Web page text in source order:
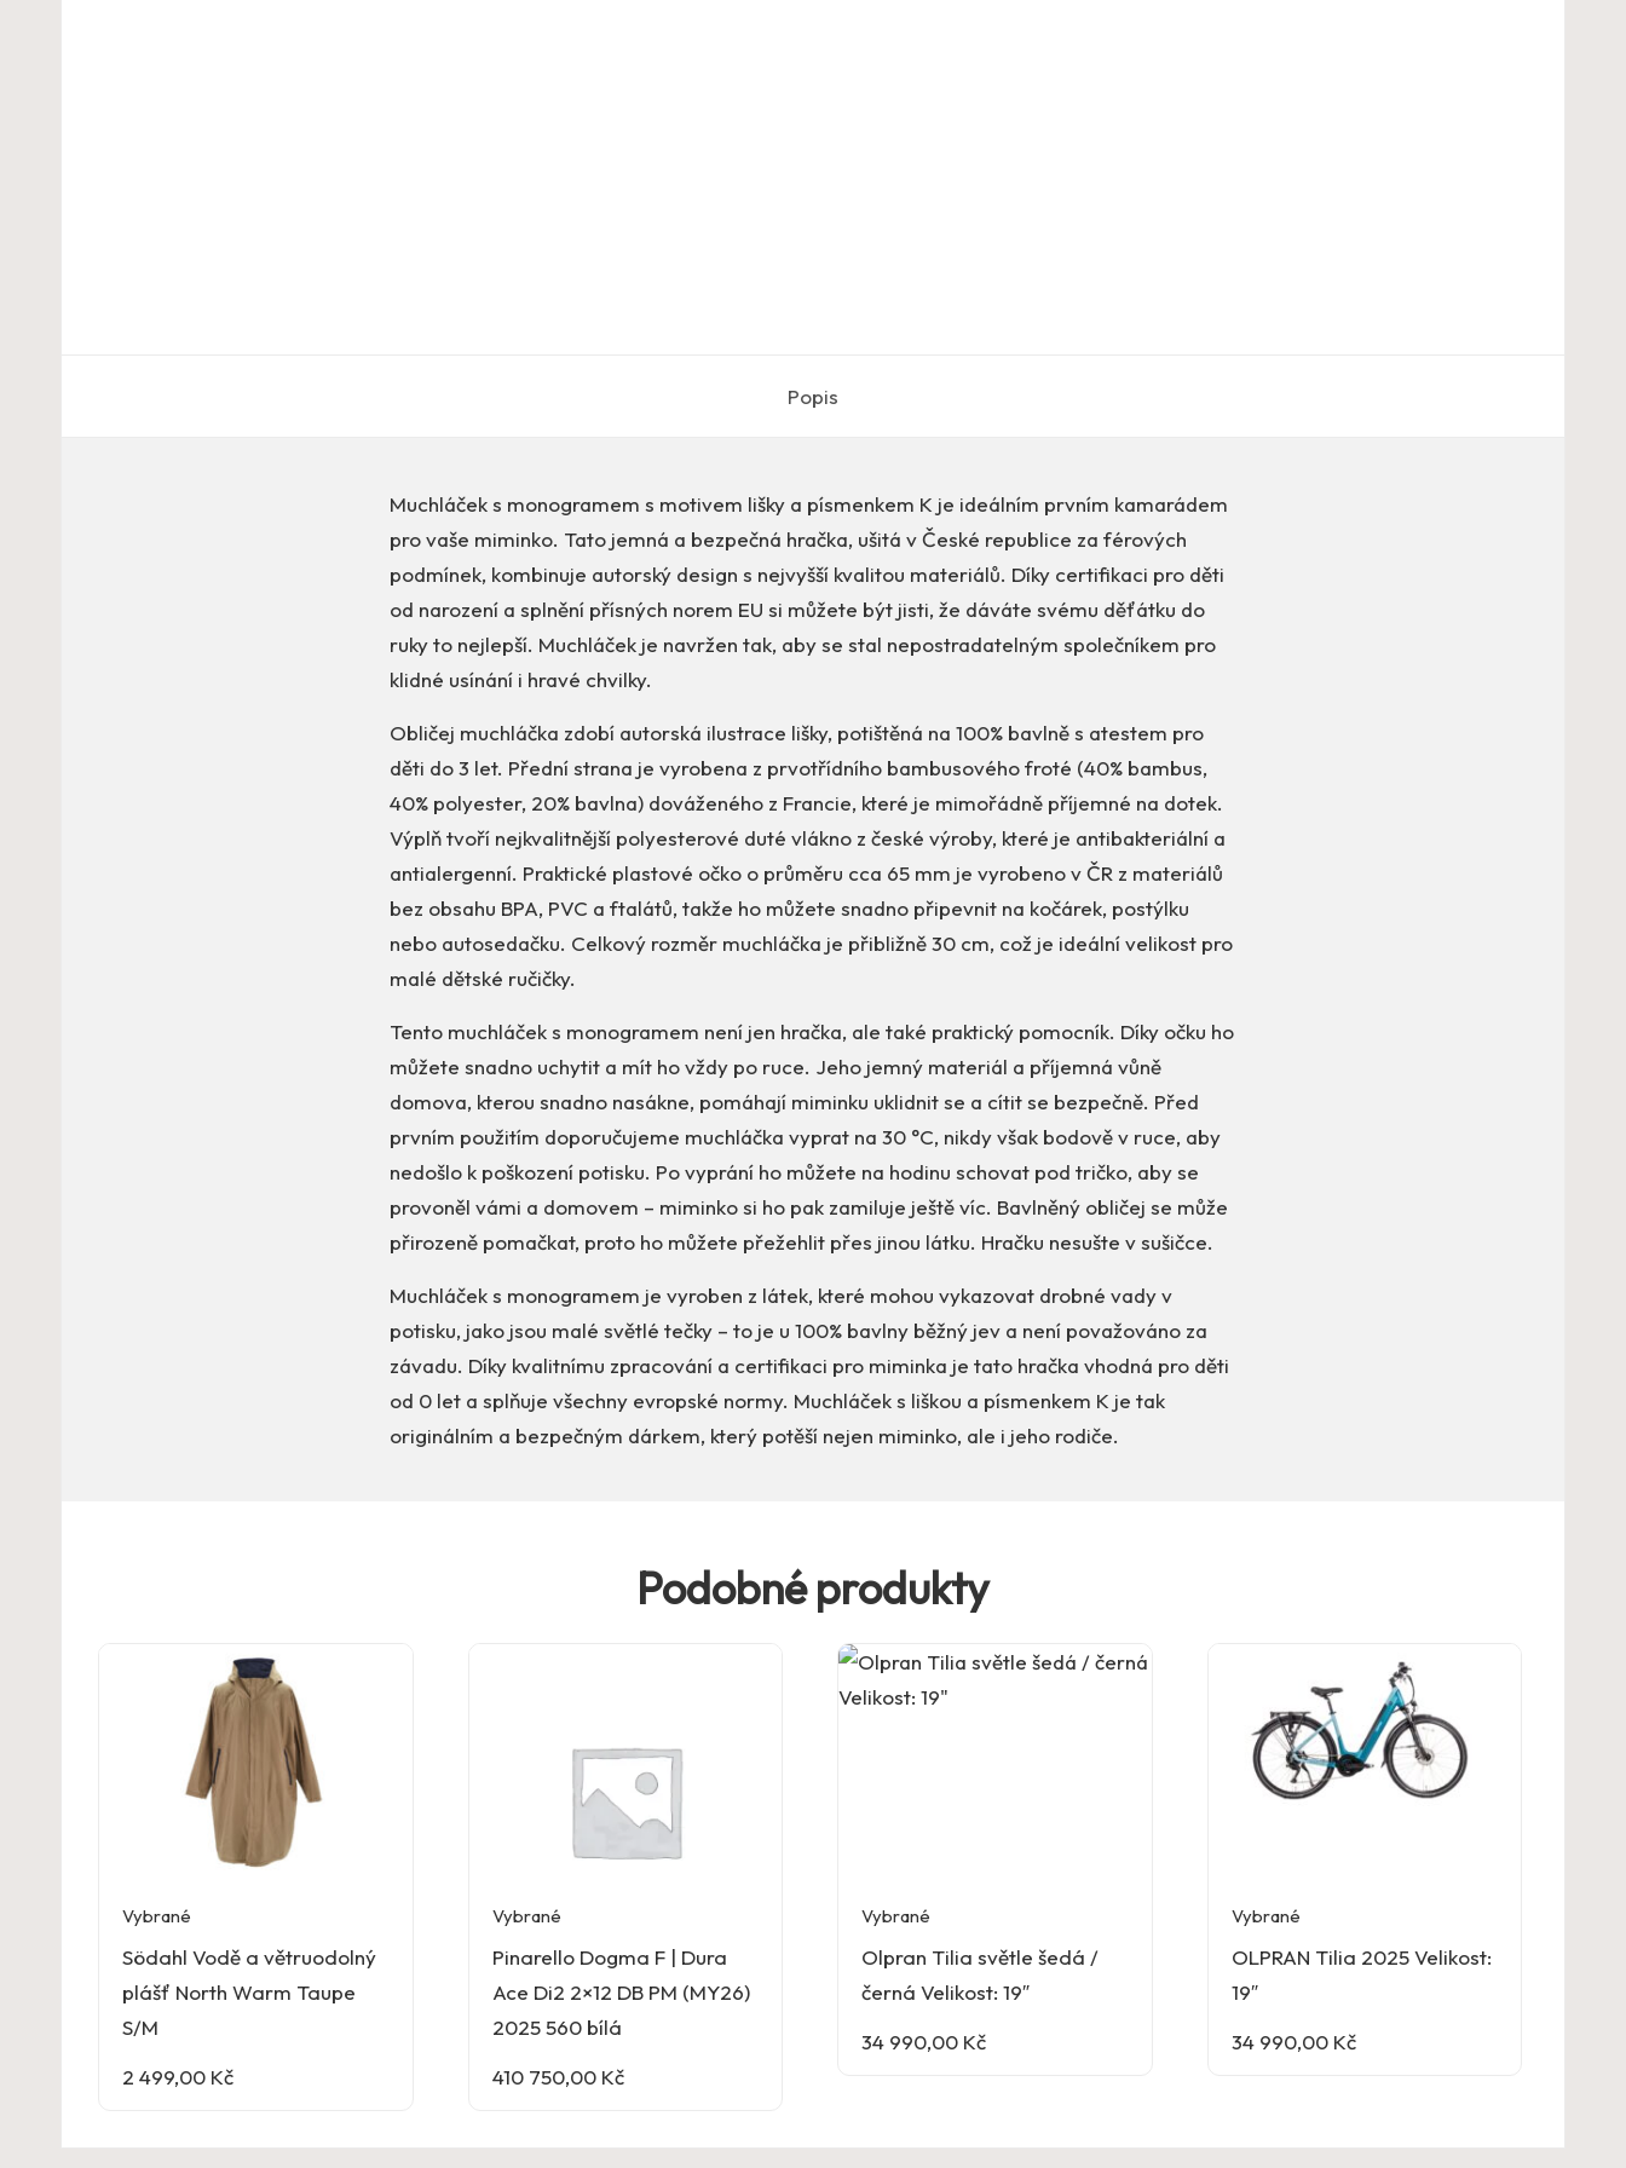
Popis
Muchláček s monogramem s motivem lišky a písmenkem K je ideálním prvním kamarádem
pro vaše miminko. Tato jemná a bezpečná hračka, ušitá v České republice za férových
podmínek, kombinuje autorský design s nejvyšší kvalitou materiálů. Díky certifikaci pro děti
od narození a splnění přísných norem EU si můžete být jisti, že dáváte svému děťátku do
ruky to nejlepší. Muchláček je navržen tak, aby se stal nepostradatelným společníkem pro
klidné usínání i hravé chvilky.
Obličej muchláčka zdobí autorská ilustrace lišky, potištěná na 100% bavlně s atestem pro
děti do 3 let. Přední strana je vyrobena z prvotřídního bambusového froté (40% bambus,
40% polyester, 20% bavlna) dováženého z Francie, které je mimořádně příjemné na dotek.
Výplň tvoří nejkvalitnější polyesterové duté vlákno z české výroby, které je antibakteriální a
antialergenní. Praktické plastové očko o průměru cca 65 mm je vyrobeno v ČR z materiálů
bez obsahu BPA, PVC a ftalátů, takže ho můžete snadno připevnit na kočárek, postýlku
nebo autosedačku. Celkový rozměr muchláčka je přibližně 30 cm, což je ideální velikost pro
malé dětské ručičky.
Tento muchláček s monogramem není jen hračka, ale také praktický pomocník. Díky očku ho
můžete snadno uchytit a mít ho vždy po ruce. Jeho jemný materiál a příjemná vůně
domova, kterou snadno nasákne, pomáhají miminku uklidnit se a cítit se bezpečně. Před
prvním použitím doporučujeme muchláčka vyprat na 30 °C, nikdy však bodově v ruce, aby
nedošlo k poškození potisku. Po vyprání ho můžete na hodinu schovat pod tričko, aby se
provoněl vámi a domovem – miminko si ho pak zamiluje ještě víc. Bavlněný obličej se může
přirozeně pomačkat, proto ho můžete přežehlit přes jinou látku. Hračku nesušte v sušičce.
Muchláček s monogramem je vyroben z látek, které mohou vykazovat drobné vady v
potisku, jako jsou malé světlé tečky – to je u 100% bavlny běžný jev a není považováno za
závadu. Díky kvalitnímu zpracování a certifikaci pro miminka je tato hračka vhodná pro děti
od 0 let a splňuje všechny evropské normy. Muchláček s liškou a písmenkem K je tak
originálním a bezpečným dárkem, který potěší nejen miminko, ale i jeho rodiče.
Podobné produkty
Vybrané
Södahl Vodě a větruodolný
plášť North Warm Taupe
S/M
2 499,00 Kč
Vybrané
Pinarello Dogma F | Dura
Ace Di2 2×12 DB PM (MY26)
2025 560 bílá
410 750,00 Kč
Vybrané
Olpran Tilia světle šedá /
černá Velikost: 19″
34 990,00 Kč
Vybrané
OLPRAN Tilia 2025 Velikost:
19″
34 990,00 Kč